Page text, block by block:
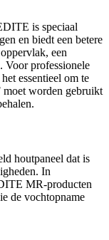
is speciaal
en biedt een betere
een
Voor professionele
essentieel om te
worden gebruikt
houtpaneel dat is
In
MR-producten
de vochtopname